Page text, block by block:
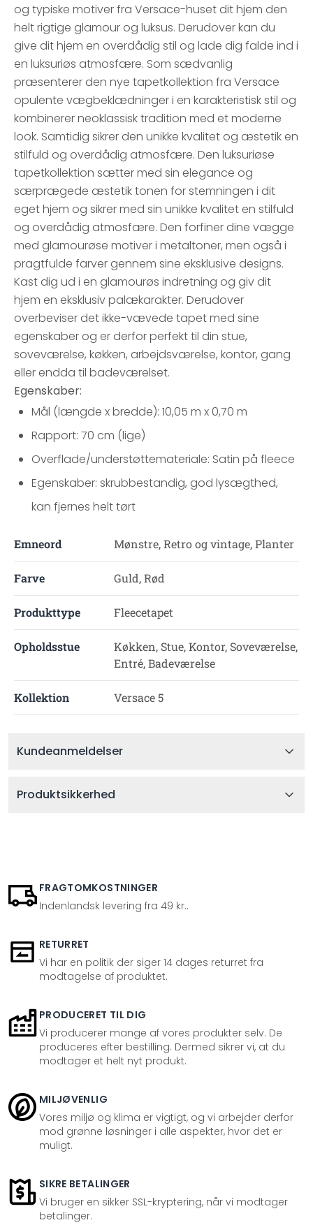
og typiske motiver fra Versace-huset dit hjem den
helt rigtige glamour og luksus. Derudover kan du
give dit hjem en overdådig stil og lade dig falde ind i
en luksuriøs atmosfære. Som sædvanlig
præsenterer den nye tapetkollektion fra Versace
opulente vægbeklædninger i en karakteristisk stil og
kombinerer neoklassisk tradition med et moderne
look. Samtidig sikrer den unikke kvalitet og æstetik en
stilfuld og overdådig atmosfære. Den luksuriøse
tapetkollektion sætter med sin elegance og
særprægede æstetik tonen for stemningen i dit
eget hjem og sikrer med sin unikke kvalitet en stilfuld
og overdådig atmosfære. Den forfiner dine vægge
med glamourøse motiver i metaltoner, men også i
pragtfulde farver gennem sine eksklusive designs.
Kast dig ud i en glamourøs indretning og giv dit
hjem en eksklusiv palækarakter. Derudover
overbeviser det ikke-vævede tapet med sine
egenskaber og er derfor perfekt til din stue,
soveværelse, køkken, arbejdsværelse, kontor, gang
eller endda til badeværelset.
Egenskaber:
Mål (længde x bredde): 10,05 m x 0,70 m
Rapport: 70 cm (lige)
Overflade/understøttemateriale: Satin på fleece
Egenskaber: skrubbestandig, god lysægthed,
kan fjernes helt tørt
Emneord Mønstre, Retro og vintage, Planter
Farve Guld, Rød
Produkttype Fleecetapet
Opholdsstue
Køkken, Stue, Kontor, Soveværelse,
Entré, Badeværelse
Kollektion Versace 5
Kundeanmeldelser
Produktsikkerhed
FRAGTOMKOSTNINGER
Indenlandsk levering fra 49 kr..
RETURRET
Vi har en politik der siger 14 dages returret fra
modtagelse af produktet.
PRODUCERET TIL DIG
Vi producerer mange af vores produkter selv. De
produceres efter bestilling. Dermed sikrer vi, at du
modtager et helt nyt produkt.
MILJØVENLIG
Vores miljø og klima er vigtigt, og vi arbejder derfor
mod grønne løsninger i alle aspekter, hvor det er
muligt.
SIKRE BETALINGER
Vi bruger en sikker SSL-kryptering, når vi modtager
betalinger.